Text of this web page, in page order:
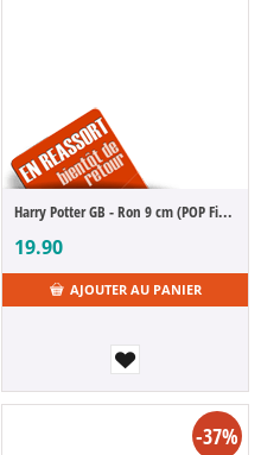
Harry Potter GB - Ron 9 cm (POP Figure)
19.90
AJOUTER AU PANIER
-37%